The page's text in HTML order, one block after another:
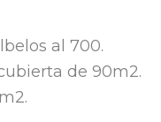
al 700.
de 90m2.